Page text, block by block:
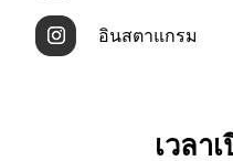
อินสตาแกรม
เวลา